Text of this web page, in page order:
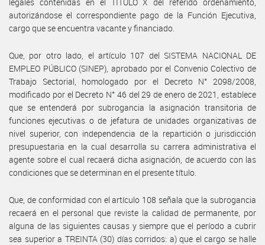
autorizándose el correspondiente pago de la Función Ejecutiva,
cargo que se encuentra vacante y financiado.
Que, por otro lado, el artículo 107 del SISTEMA NACIONAL DE
EMPLEO PÚBLICO (SINEP), aprobado por el Convenio Colectivo de
Trabajo Sectorial, homologado por el Decreto N° 2098/2008,
modificado por el Decreto N° 46 del 29 de enero de 2021, establece
que se entenderá por subrogancia la asignación transitoria de
funciones ejecutivas o de jefatura de unidades organizativas de
nivel superior, con independencia de la repartición o jurisdicción
presupuestaria en la cual desarrolla su carrera administrativa el
agente sobre el cual recaerá dicha asignación, de acuerdo con las
condiciones que se determinan en el presente título.
Que, de conformidad con el artículo 108 señala que la subrogancia
recaerá en el personal que reviste la calidad de permanente, por
alguna de las siguientes causas y siempre que el período a cubrir
sea superior a TREINTA (30) días corridos: a) que el cargo se halle